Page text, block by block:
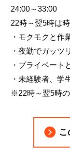
24:00～33:00
22時～翌5時は
・モクモクと作
・夜勤でガッツ
・プライベート
・未経験者、学
※22時～翌5時の